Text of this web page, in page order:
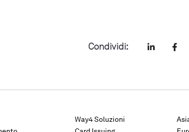
Condividi:
Way4 Soluzioni